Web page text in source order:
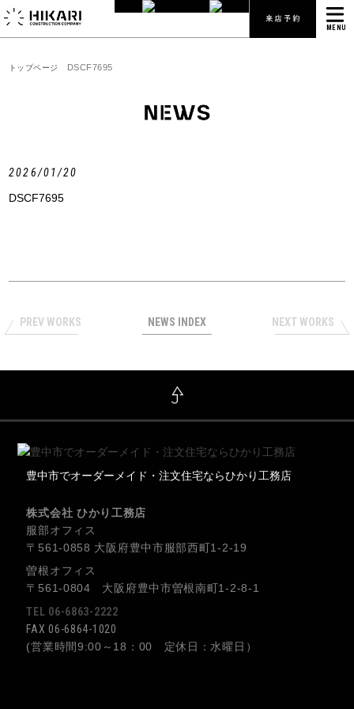
MENU
トップページ DSCF7695
2026/01/20
DSCF7695
PREV WORKS NEWS INDEX NEXT WORKS
豊中市でオーダーメイド・注文住宅ならひかり工務店
株式会社 ひかり工務店
服部オフィス
〒561-0858 大阪府豊中市服部西町1-2-19
曽根オフィス
〒561-0804 大阪府豊中市曽根南町1-2-8-1
TEL 06-6863-2222
FAX 06-6864-1020
(営業時間9:00～18：00 定休日：水曜日）